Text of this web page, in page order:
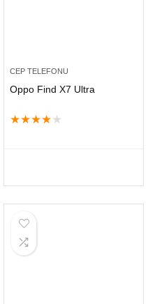
CEP TELEFONU
Oppo Find X7 Ultra
★★★★ ★